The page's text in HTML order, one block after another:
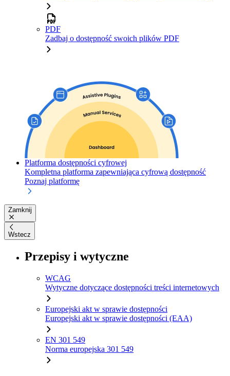
PDF
Zadbaj o dostępność swoich plików PDF
Platforma dostępności cyfrowej
Kompletna platforma zapewniająca cyfrową dostępność
Poznaj platformę
Zamknij
Wstecz
Przepisy i wytyczne
WCAG
Wytyczne dotyczące dostępności treści internetowych
Europejski akt w sprawie dostępności
Europejski akt w sprawie dostępności (EAA)
EN 301 549
Norma europejska 301 549